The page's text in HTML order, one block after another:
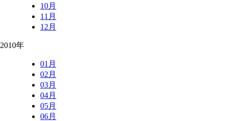
10月
11月
12月
2010年
01月
02月
03月
04月
05月
06月